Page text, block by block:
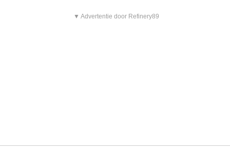
▼ Advertentie door Refinery89